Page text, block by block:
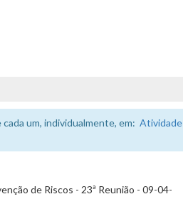
um, individualmente, em: Atividade
de Riscos - 23ª Reunião - 09-04-